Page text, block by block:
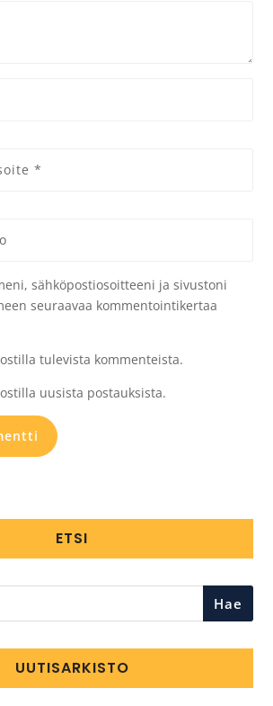
sähköpostiosoitteeni ja sivustoni
seuraavaa kommentointikertaa
tulevista kommenteista.
uusista postauksista.
ETSI
Hae
UUTISARKISTO